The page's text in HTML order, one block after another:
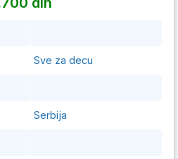
Sve za decu
Serbija